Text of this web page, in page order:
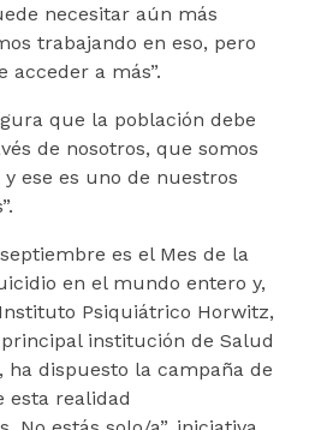
necesitar aún más
trabajando en eso, pero
acceder a más”.
que la población debe
de nosotros, que somos
ese es uno de nuestros
es el Mes de la
en el mundo entero y,
Psiquiátrico Horwitz,
institución de Salud
ha dispuesto la campaña de
esta realidad